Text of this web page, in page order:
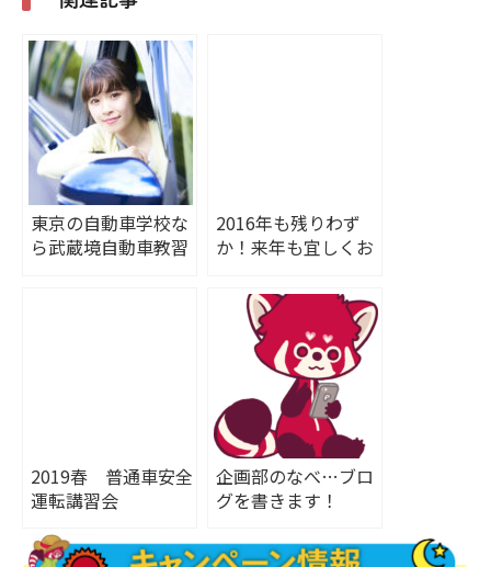
東京の自動車学校な
ら武蔵境自動車教習
2016年も残りわず
か！来年も宜しくお
2019春 普通車安全
運転講習会
企画部のなべ…ブロ
グを書きます！